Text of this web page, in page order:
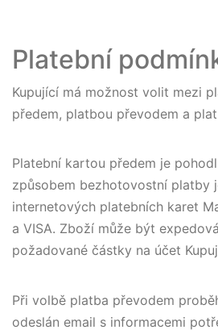
Platební
Kupující má možnost volit mezi
předem, platbou převodem a
Platební kartou předem je
způsobem bezhotovostní platby
internetových platebních karet
a VISA. Zboží může být
požadované částky na účet
Při volbě platba převodem
odeslán email s informacemi